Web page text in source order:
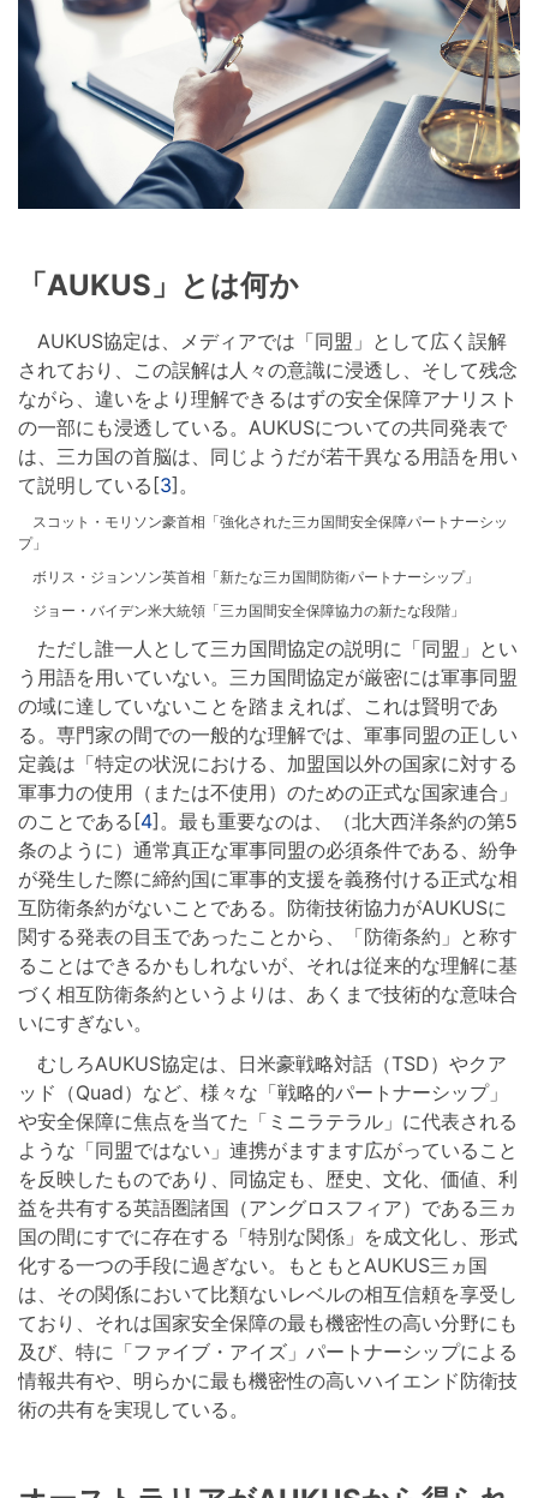
「AUKUS」とは何か
AUKUS協定は、メディアでは「同盟」として広く誤解
されており、この誤解は人々の意識に浸透し、そして残念
ながら、違いをより理解できるはずの安全保障アナリスト
の一部にも浸透している。AUKUSについての共同発表で
は、三カ国の首脳は、同じようだが若干異なる用語を用い
て説明している[3]。
スコット・モリソン豪首相「強化された三カ国間安全保障パートナーシッ
プ」
ボリス・ジョンソン英首相「新たな三カ国間防衛パートナーシップ」
ジョー・バイデン米大統領「三カ国間安全保障協力の新たな段階」
ただし誰一人として三カ国間協定の説明に「同盟」とい
う用語を用いていない。三カ国間協定が厳密には軍事同盟
の域に達していないことを踏まえれば、これは賢明であ
る。専門家の間での一般的な理解では、軍事同盟の正しい
定義は「特定の状況における、加盟国以外の国家に対する
軍事力の使用（または不使用）のための正式な国家連合」
のことである[4]。最も重要なのは、（北大西洋条約の第5
条のように）通常真正な軍事同盟の必須条件である、紛争
が発生した際に締約国に軍事的支援を義務付ける正式な相
互防衛条約がないことである。防衛技術協力がAUKUSに
関する発表の目玉であったことから、「防衛条約」と称す
ることはできるかもしれないが、それは従来的な理解に基
づく相互防衛条約というよりは、あくまで技術的な意味合
いにすぎない。
むしろAUKUS協定は、日米豪戦略対話（TSD）やクア
ッド（Quad）など、様々な「戦略的パートナーシップ」
や安全保障に焦点を当てた「ミニラテラル」に代表される
ような「同盟ではない」連携がますます広がっていること
を反映したものであり、同協定も、歴史、文化、価値、利
益を共有する英語圏諸国（アングロスフィア）である三ヵ
国の間にすでに存在する「特別な関係」を成文化し、形式
化する一つの手段に過ぎない。もともとAUKUS三ヵ国
は、その関係において比類ないレベルの相互信頼を享受し
ており、それは国家安全保障の最も機密性の高い分野にも
及び、特に「ファイブ・アイズ」パートナーシップによる
情報共有や、明らかに最も機密性の高いハイエンド防衛技
術の共有を実現している。